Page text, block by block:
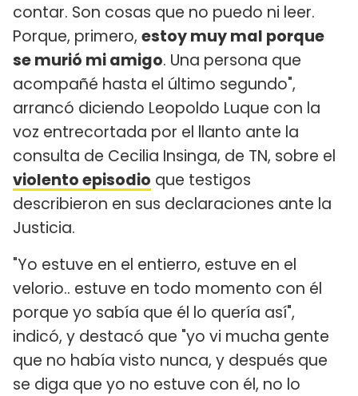
contar. Son cosas que no puedo ni leer.
Porque, primero, estoy muy mal porque
se murió mi amigo. Una persona que
acompañé hasta el último segundo",
arrancó diciendo Leopoldo Luque con la
voz entrecortada por el llanto ante la
consulta de Cecilia Insinga, de TN, sobre el
violento episodio que testigos
describieron en sus declaraciones ante la
Justicia.
"Yo estuve en el entierro, estuve en el
velorio.. estuve en todo momento con él
porque yo sabía que él lo quería así",
indicó, y destacó que "yo vi mucha gente
que no había visto nunca, y después que
se diga que yo no estuve con él, no lo